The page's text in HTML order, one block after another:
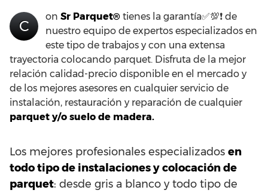
C
on Sr Parquet® tienes la garantía✅💯❗ de
nuestro equipo de expertos especializados en
este tipo de trabajos y con una extensa
trayectoria colocando parquet. Disfruta de la mejor
relación calidad-precio disponible en el mercado y
de los mejores asesores en cualquier servicio de
instalación, restauración y reparación de cualquier
parquet y/o suelo de madera.
Los mejores profesionales especializados en
todo tipo de instalaciones y colocación de
parquet: desde gris a blanco y todo tipo de